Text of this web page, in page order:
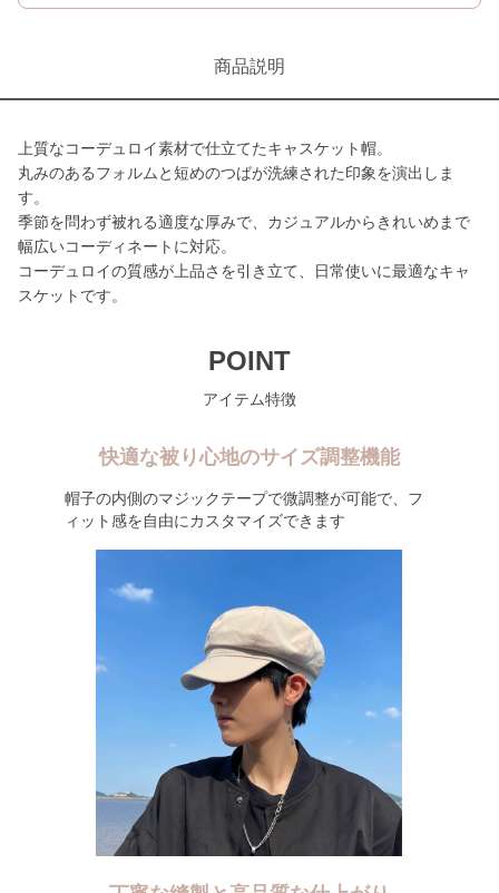
商品説明
上質なコーデュロイ素材で仕立てたキャスケット帽。
丸みのあるフォルムと短めのつばが洗練された印象を演出しま
す。
季節を問わず被れる適度な厚みで、カジュアルからきれいめまで
幅広いコーディネートに対応。
コーデュロイの質感が上品さを引き立て、日常使いに最適なキャ
スケットです。
POINT
アイテム特徴
快適な被り心地のサイズ調整機能
帽子の内側のマジックテープで微調整が可能で、フ
ィット感を自由にカスタマイズできます